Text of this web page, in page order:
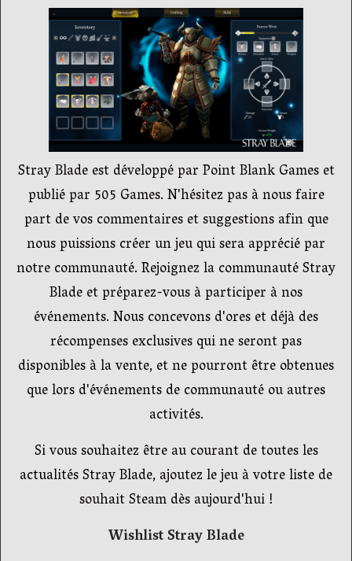
Stray Blade est développé par Point Blank Games et
publié par 505 Games. N'hésitez pas à nous faire
part de vos commentaires et suggestions afin que
nous puissions créer un jeu qui sera apprécié par
notre communauté. Rejoignez la communauté Stray
Blade et préparez-vous à participer à nos
événements. Nous concevons d'ores et déjà des
récompenses exclusives qui ne seront pas
disponibles à la vente, et ne pourront être obtenues
que lors d'événements de communauté ou autres
activités.
Si vous souhaitez être au courant de toutes les
actualités Stray Blade, ajoutez le jeu à votre liste de
souhait Steam dès aujourd'hui !
Wishlist Stray Blade